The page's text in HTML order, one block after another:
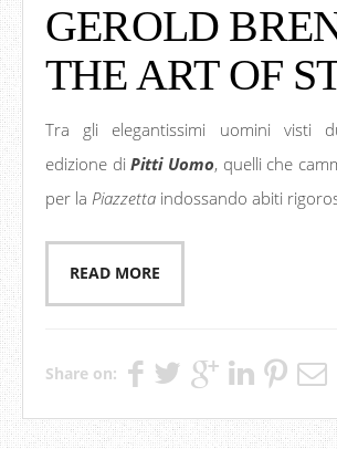
GEROLD
THE ART OF
Tra gli elegantissimi uomini visti
edizione diPitti Uomo, quelli che
per la Piazzetta indossando abiti
READ MORE
Share on: